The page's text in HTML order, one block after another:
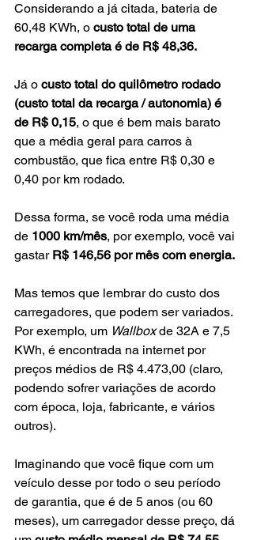
Considerando a já citada, bateria de
60,48 KWh, o custo total de uma
recarga completa é de R$ 48,36.
Já o custo total do quilômetro rodado
(custo total da recarga / autonomia) é
de R$ 0,15, o que é bem mais barato
que a média geral para carros à
combustão, que fica entre R$ 0,30 e
0,40 por km rodado.
Dessa forma, se você roda uma média
de 1000 km/mês, por exemplo, você vai
gastar R$ 146,56 por mês com energia.
Mas temos que lembrar do custo dos
carregadores, que podem ser variados.
Por exemplo, um Wallbox de 32A e 7,5
KWh, é encontrada na internet por
preços médios de R$ 4.473,00 (claro,
podendo sofrer variações de acordo
com época, loja, fabricante, e vários
outros).
Imaginando que você fique com um
veículo desse por todo o seu período
de garantia, que é de 5 anos (ou 60
meses), um carregador desse preço, dá